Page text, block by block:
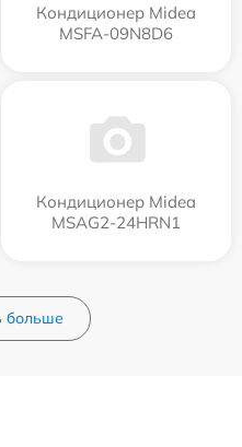
Кондиционер Midea
MSFA-09N8D6
Кондиционер Midea
MSAG2-24HRN1
больше